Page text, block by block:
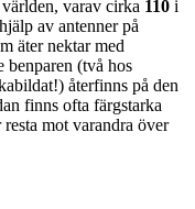
varav cirka 110 i
av antenner på
äter nektar med
benparen (två hos
återfinns på den
finns ofta färgstarka
mot varandra över